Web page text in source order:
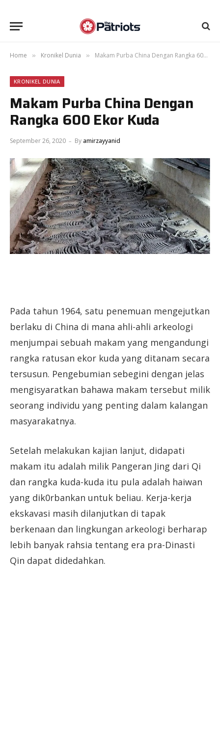
Home » Kronikel Dunia » Makam Purba China Dengan Rangka 600 Ekor Kuda
KRONIKEL DUNIA
Makam Purba China Dengan
Rangka 600 Ekor Kuda
September 26, 2020 By amirzayyanid
Pada tahun 1964, satu penemuan mengejutkan
berlaku di China di mana ahli-ahli arkeologi
menjumpai sebuah makam yang mengandungi
rangka ratusan ekor kuda yang ditanam secara
tersusun. Pengebumian sebegini dengan jelas
mengisyaratkan bahawa makam tersebut milik
seorang individu yang penting dalam kalangan
masyarakatnya.
Setelah melakukan kajian lanjut, didapati
makam itu adalah milik Pangeran Jing dari Qi
dan rangka kuda-kuda itu pula adalah haiwan
yang dik0rbankan untuk beliau. Kerja-kerja
ekskavasi masih dilanjutkan di tapak
berkenaan dan lingkungan arkeologi berharap
lebih banyak rahsia tentang era pra-Dinasti
Qin dapat didedahkan.